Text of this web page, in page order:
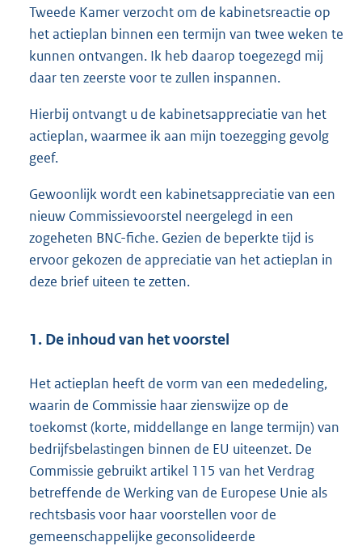
Tweede Kamer verzocht om de kabinetsreactie op
het actieplan binnen een termijn van twee weken te
kunnen ontvangen. Ik heb daarop toegezegd mij
daar ten zeerste voor te zullen inspannen.
Hierbij ontvangt u de kabinetsappreciatie van het
actieplan, waarmee ik aan mijn toezegging gevolg
geef.
Gewoonlijk wordt een kabinetsappreciatie van een
nieuw Commissievoorstel neergelegd in een
zogeheten BNC-fiche. Gezien de beperkte tijd is
ervoor gekozen de appreciatie van het actieplan in
deze brief uiteen te zetten.
1. De inhoud van het voorstel
Het actieplan heeft de vorm van een mededeling,
waarin de Commissie haar zienswijze op de
toekomst (korte, middellange en lange termijn) van
bedrijfsbelastingen binnen de EU uiteenzet. De
Commissie gebruikt artikel 115 van het Verdrag
betreffende de Werking van de Europese Unie als
rechtsbasis voor haar voorstellen voor de
gemeenschappelijke geconsolideerde